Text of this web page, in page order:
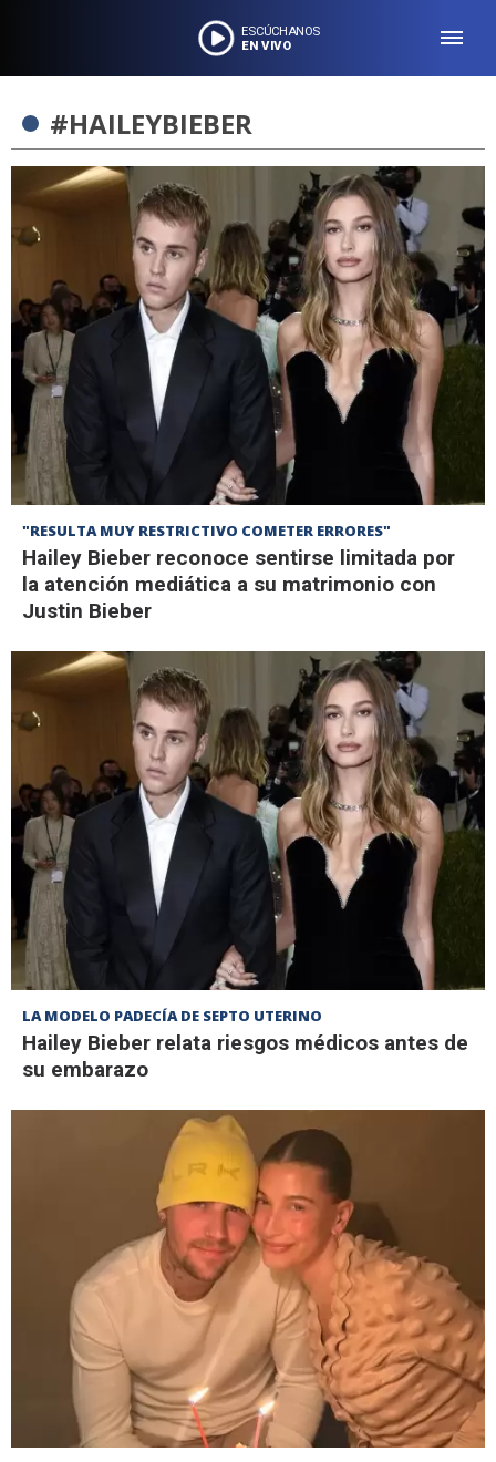
ESCÚCHANOS
EN VIVO
#HAILEYBIEBER
"RESULTA MUY RESTRICTIVO COMETER ERRORES"
Hailey Bieber reconoce sentirse limitada por
la atención mediática a su matrimonio con
Justin Bieber
LA MODELO PADECÍA DE SEPTO UTERINO
Hailey Bieber relata riesgos médicos antes de
su embarazo